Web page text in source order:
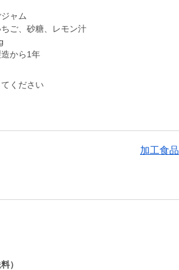
ャム
ご、砂糖、レモン汁
から1年
ください
加工食品
）